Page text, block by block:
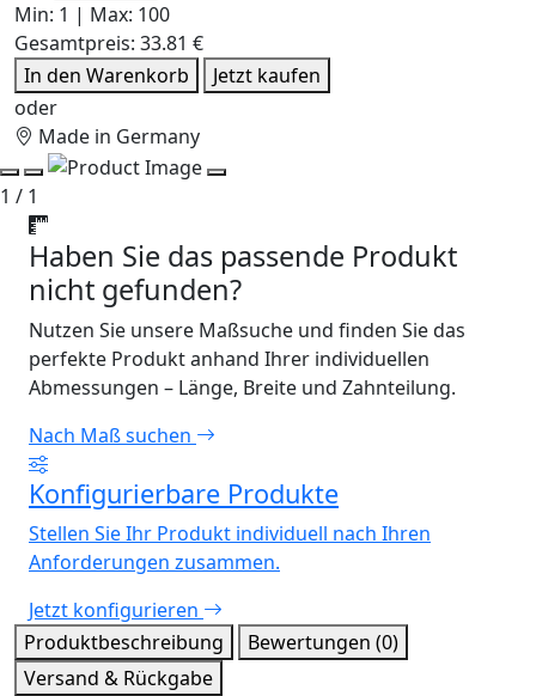
Min: 1 | Max: 100
Gesamtpreis: 33.81 €
In den Warenkorb
Jetzt kaufen
oder
Made in Germany
1 / 1
Haben Sie das passende Produkt
nicht gefunden?
Nutzen Sie unsere Maßsuche und finden Sie das
perfekte Produkt anhand Ihrer individuellen
Abmessungen – Länge, Breite und Zahnteilung.
Nach Maß suchen
Konfigurierbare Produkte
Stellen Sie Ihr Produkt individuell nach Ihren
Anforderungen zusammen.
Jetzt konfigurieren
Produktbeschreibung
Bewertungen (0)
Versand & Rückgabe